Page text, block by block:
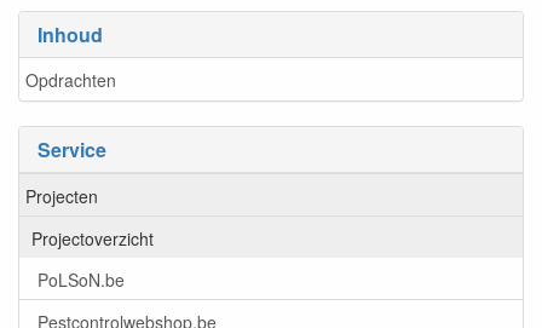
Inhoud
Opdrachten
Service
Projecten
Projectoverzicht
PoLSoN.be
Pestcontrolwebshop.be